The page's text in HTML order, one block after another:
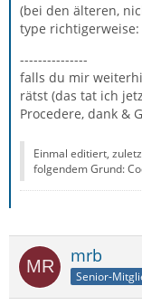
(bei den älteren,
type
---------------
falls du mir
rätst (das tat ich
Procedere, dank &
Einmal editiert,
folgendem Grund:
mrb
Senior-